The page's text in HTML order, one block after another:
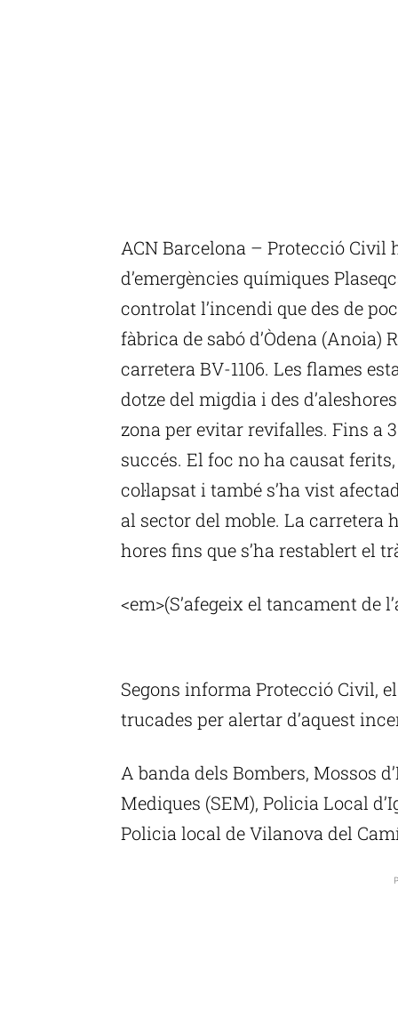
ACN Barcelona – Protecció Civil
d’emergències químiques
controlat l’incendi que des de
fàbrica de sabó d’Òdena (Anoia)
carretera BV-1106. Les flames
dotze del migdia i des
zona per evitar revifalles. Fins a
succés. El foc no ha causat
col·lapsat i també s’ha vist
al sector del moble. La carretera
hores fins que s’ha restablert el
<em>(S’afegeix el tancament de
Segons informa Protecció Civil,
trucades per alertar d’aquest
A banda dels Bombers, Mossos
Mediques (SEM), Policia Local
Policia local de Vilanova del